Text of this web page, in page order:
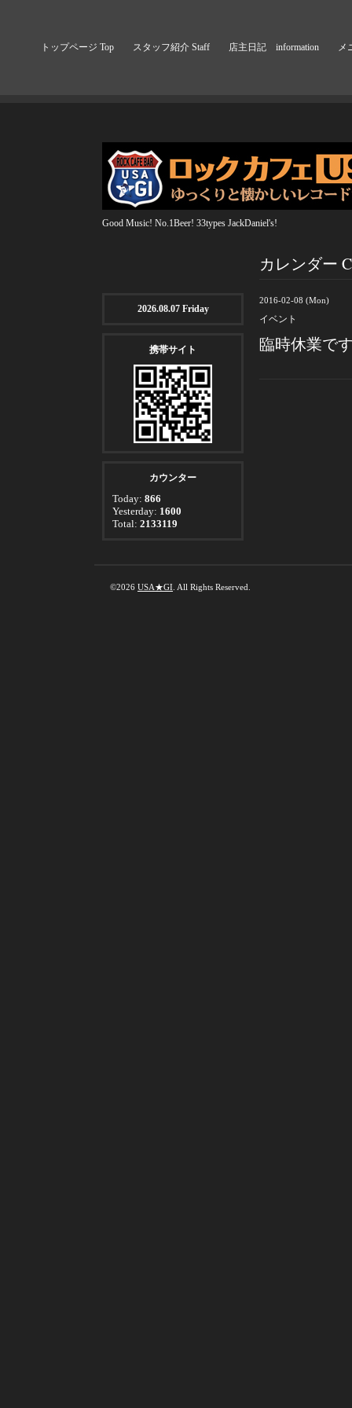
トップページ Top スタッフ紹介 Staff 店主日記 information メ
Good Music! No.1Beer! 33types JackDaniel's!
カレンダー
2016-02-08 (Mon)
イベント
臨時休業で
2026.08.07 Friday
携帯サイト
カウンター
Today: 866
Yesterday: 1600
Total: 2133119
©2026 USA★GI . All Rights Reserved.